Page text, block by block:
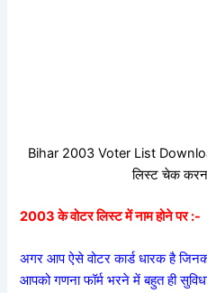
Bihar 2003 Voter List
लिस्ट चेक
2003 के वोटर लिस्ट में नाम होने पर :-
अगर आप ऐसे वोटर कार्ड धारक है
आपको गणना फॉर्म भरने में बहुत ही